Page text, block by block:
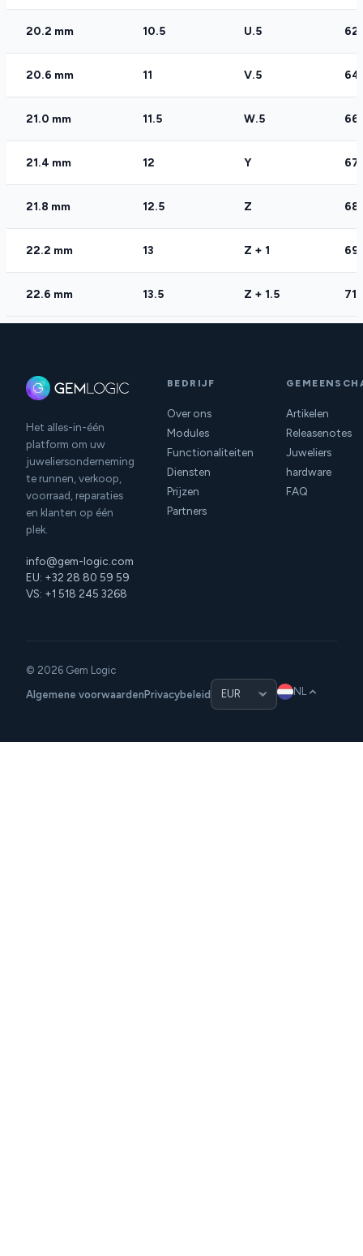
20.2 mm 10.5 U.5
20.6 mm 11 V.5
21.0 mm 11.5 W.5 66
21.4 mm 12 Y
21.8 mm 12.5 Z 68
22.2 mm 13 Z + 1 69
22.6 mm 13.5 Z + 1.5 71
Het alles-in-één
platform om uw
juweliersonderneming
te runnen, verkoop,
voorraad, reparaties
en klanten op één
plek.
info@gem-logic.com
EU: +32 28 80 59 59
VS: +1 518 245 3268
BEDRIJF
Over ons
Modules
Functionaliteiten
Diensten
Prijzen
Partners
Artikelen
Releasenotes
Juweliers
hardware
FAQ
© 2026 Gem Logic
Algemene voorwaardenPrivacybeleid NL